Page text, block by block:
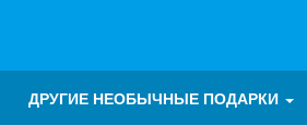
ДРУГИЕ НЕОБЫЧНЫЕ ПОДАРКИ